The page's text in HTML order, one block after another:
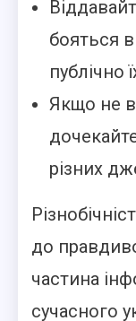
бояться
публічно
Якщо не
різних
до
частина
сучасного